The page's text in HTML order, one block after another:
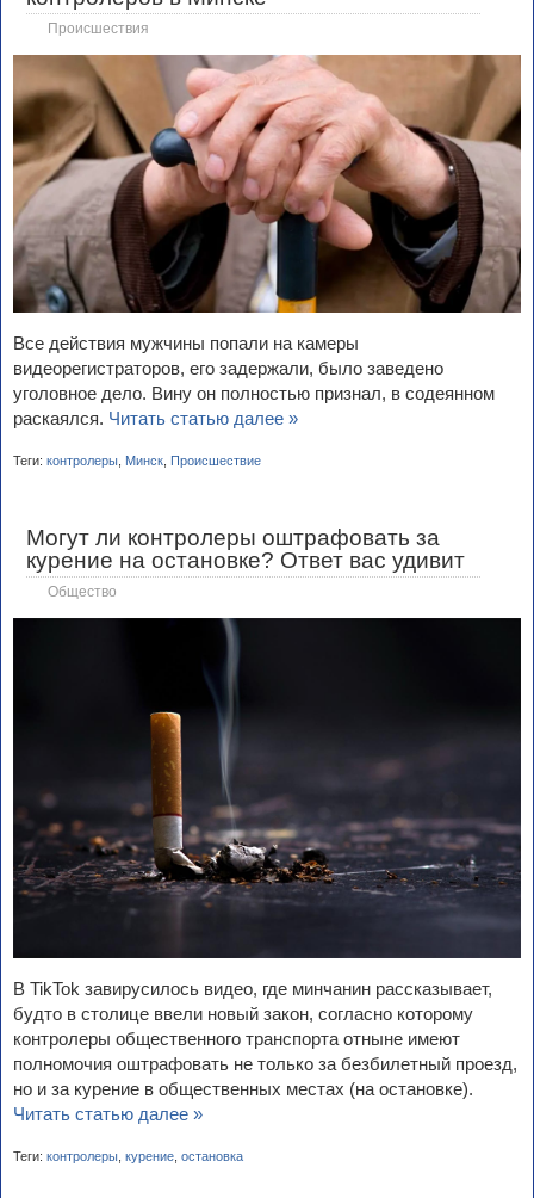
Происшествия
Все действия мужчины попали на камеры
видеорегистраторов, его задержали, было заведено
уголовное дело. Вину он полностью признал, в содеянном
раскаялся. Читать статью далее »
Теги: контролеры Минск Происшествие
Могут ли контролеры оштрафовать за
курение на остановке? Ответ вас удивит
Общество
В TikTok завирусилось видео, где минчанин рассказывает,
будто в столице ввели новый закон, согласно которому
контролеры общественного транспорта отныне имеют
полномочия оштрафовать не только за безбилетный проезд,
но и за курение в общественных местах (на остановке).
Читать статью далее »
Теги: контролеры курение остановка